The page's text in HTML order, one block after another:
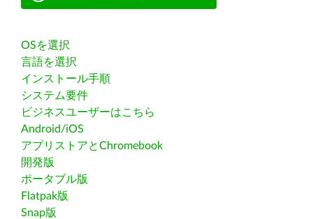
OSを選択
言語を選択
インストール手順
システム要件
ビジネスユーザーはこちら
Android/iOS
アプリストアとChromebook
開発版
ポータブル版
Flatpak版
Snap版